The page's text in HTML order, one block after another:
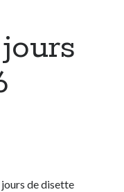
de disette